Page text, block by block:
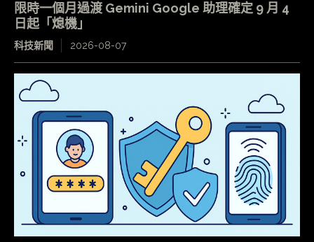
限時一個月過渡 Gemini Google 助理確定 9 月 4
日起「熄機」
科技新聞 2026-08-07